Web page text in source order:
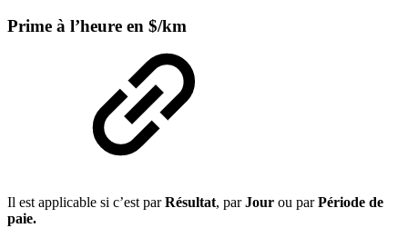
Prime à l’heure en $/km
Il est applicable si c’est parRésultat, parJour ou parPériode de
paie.